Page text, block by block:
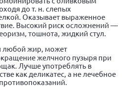
до т. н. слепых
Оказывает выраженное
Высокий риск осложнений —
тошнота, жидкий стул.
любой жир, может
желчного пузыря при
Лучше употреблять в
как деликатес, а не лечебное